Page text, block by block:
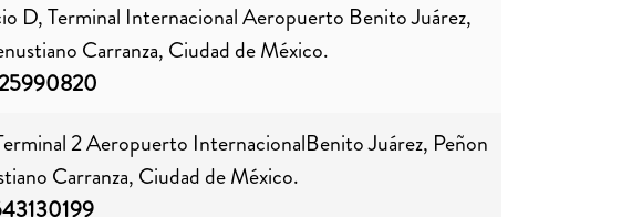
D, Terminal Internacional Aeropuerto Benito Juárez,
Carranza, Ciudad de México.
2 Aeropuerto InternacionalBenito Juárez, Peñon
Carranza, Ciudad de México.